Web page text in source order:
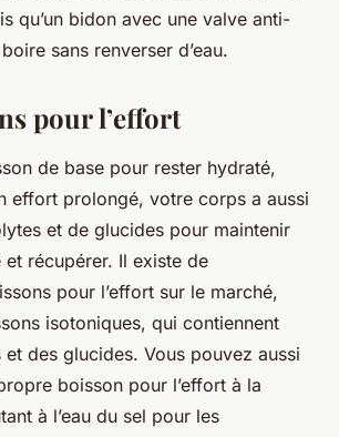
qu’un bidon avec une valve anti-
sans renverser d’eau.
pour l’effort
de base pour rester hydraté,
effort prolongé, votre corps a aussi
et de glucides pour maintenir
récupérer. Il existe de
pour l’effort sur le marché,
isotoniques, qui contiennent
des glucides. Vous pouvez aussi
boisson pour l’effort à la
à l’eau du sel pour les